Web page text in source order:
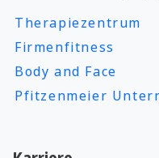
Therapiezentrum
Firmenfitness
Body and Face
Pfitzenmeier